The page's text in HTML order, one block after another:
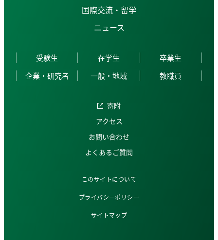
国際交流・留学
ニュース
受験生 在学生
卒業生
企業・研究者
一般・地域 教職員
寄附
アクセス
お問い合わせ
よくあるご質問
このサイトについて
プライバシーポリシー
サイトマップ